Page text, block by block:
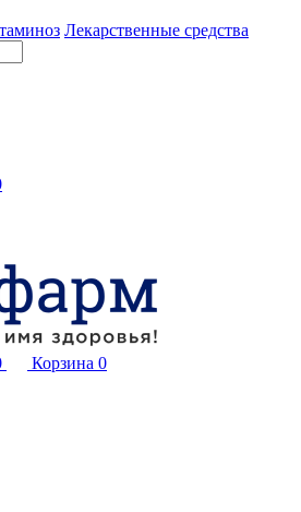
Лекарственные средства
Корзина 0